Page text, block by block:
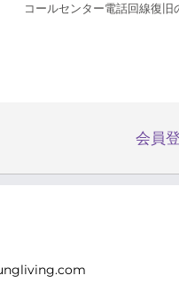
コールセンター電話回線復旧
会員